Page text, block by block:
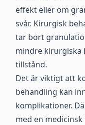
effekt eller om
svår. Kirurgisk
tar bort
mindre
tillstånd.
Det är viktigt att
behandling kan
komplikationer.
med en